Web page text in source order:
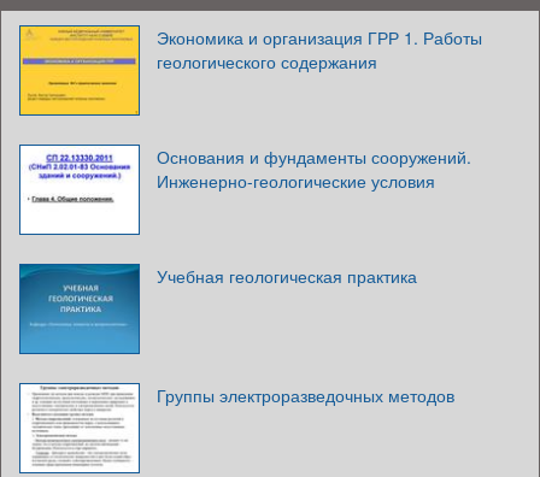
Экономика и организация ГРР 1. Работы
геологического содержания
Основания и фундаменты сооружений.
Инженерно-геологические условия
Учебная геологическая практика
Группы электроразведочных методов